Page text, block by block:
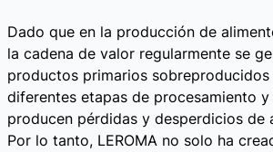
Dado que en la producción de
la cadena de valor regularmente se
productos primarios sobreproducidos
diferentes etapas de procesamiento
producen pérdidas y desperdicios de
Por lo tanto, LEROMA no solo ha